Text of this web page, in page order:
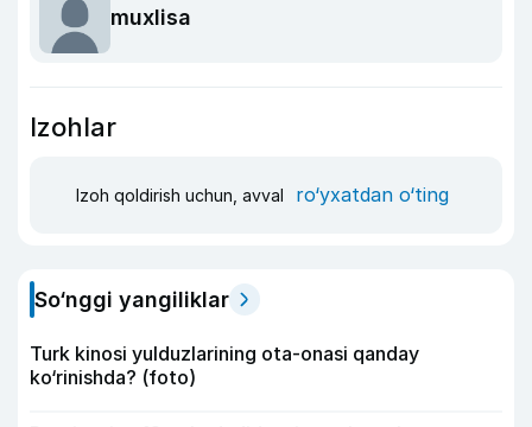
muxlisa
Izohlar
Izoh qoldirish uchun, avval ro‘yxatdan o‘ting
So‘nggi yangiliklar
Turk kinosi yulduzlarining ota-onasi qanday
ko‘rinishda? (foto)